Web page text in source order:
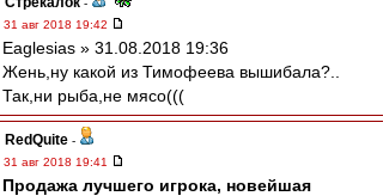
-
31 авг 2018 19:42
Eaglesias » 31.08.2018 19:36
Жень,ну какой из Тимофеева вышибала?..
Так,ни рыба,не мясо(((
RedQuite -
31 авг 2018 19:41
Продажа лучшего игрока, новейшая